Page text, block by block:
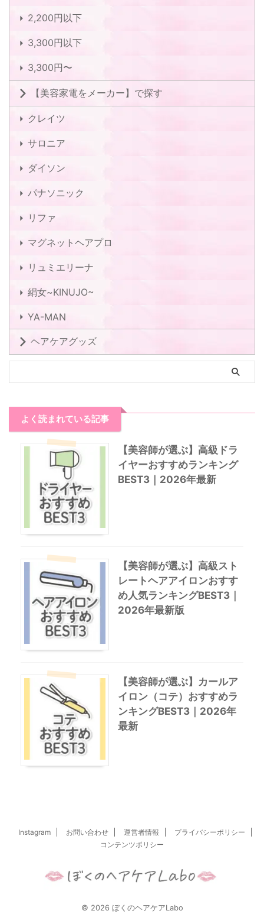
2,200円以下
3,300円以下
3,300円〜
【美容家電をメーカー】で探す
クレイツ
サロニア
ダイソン
パナソニック
リファ
マグネットヘアプロ
リュミエリーナ
絹女~KINUJO~
YA-MAN
ヘアケアグッズ
よく読まれている記事
【美容師が選ぶ】高級ドラ
イヤーおすすめランキング
BEST3｜2026年最新
【美容師が選ぶ】高級スト
レートヘアアイロンおすす
め人気ランキングBEST3｜
2026年最新版
【美容師が選ぶ】カールア
イロン（コテ）おすすめラ
ンキングBEST3｜2026年
最新
Instagram お問い合わせ 運営者情報
プライバシーポリシー
コンテンツポリシー
© 2026 ぼくのヘアケアLabo